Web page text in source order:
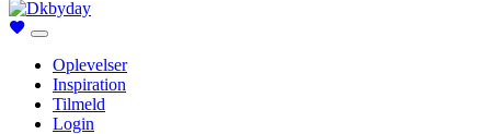
Oplevelser
Inspiration
Tilmeld
Login